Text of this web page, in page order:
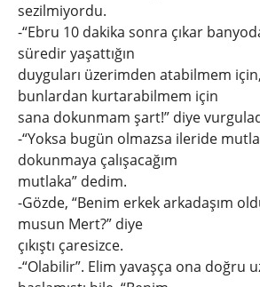
sezilmiyordu.
-“Ebru 10 dakika sonra çıkar
süredir yaşattığın
duyguları üzerimden atabilmem
bunlardan kurtarabilmem için
sana dokunmam şart!” diye
-“Yoksa bugün olmazsa ileride
dokunmaya çalışacağım
mutlaka” dedim.
-Gözde, “Benim erkek arkadaşım
musun Mert?” diye
çıkıştı çaresizce.
-“Olabilir”. Elim yavaşça ona doğru